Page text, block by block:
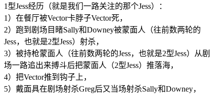
1型Jess经历（就是我们一路关注的那个Jess）：
1）在餐厅被Vector卡脖子Vector死，
2）跑到剧场目睹Sally和Downey被蒙面人（往前数两轮的
Jess，也就是2型Jess）射杀，
3）被持枪蒙面人（往前数两轮的Jess，也就是2型Jess）从剧
场一路追出来搏斗后把蒙面人（2型Jess）推落海，
4）把Vector推到钩子上，
5）戴面具在剧场射杀Greg后又当场射杀Sally和Downey，